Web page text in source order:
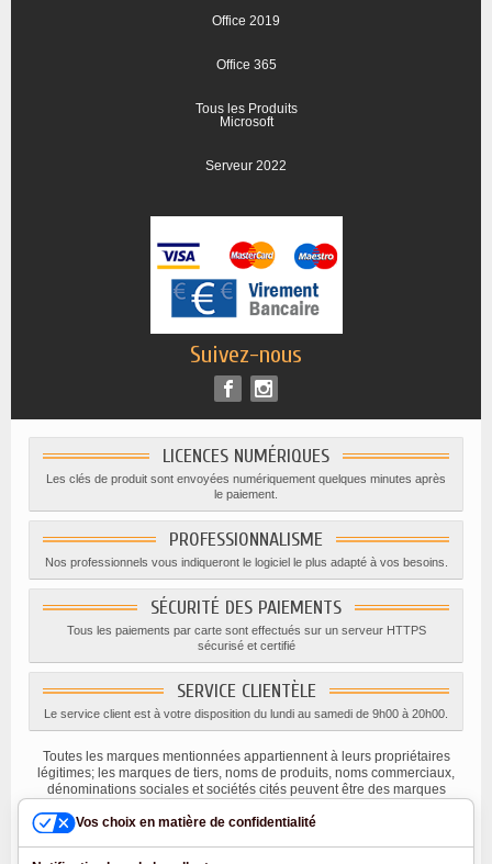
Office 2019
Office 365
Tous les Produits
Microsoft
Serveur 2022
Suivez-nous
LICENCES NUMÉRIQUES
Les clés de produit sont envoyées numériquement quelques minutes après
le paiement.
PROFESSIONNALISME
Nos professionnels vous indiqueront le logiciel le plus adapté à vos besoins.
SÉCURITÉ DES PAIEMENTS
Tous les paiements par carte sont effectués sur un serveur HTTPS
sécurisé et certifié
SERVICE CLIENTÈLE
Le service client est à votre disposition du lundi au samedi de 9h00 à 20h00.
Toutes les marques mentionnées appartiennent à leurs propriétaires
légitimes; les marques de tiers, noms de produits, noms commerciaux,
dénominations sociales et sociétés cités peuvent être des marques
d'autres sociétés, et ont été utilisés à des fins explicatives uniquement,
Vos choix en matière de confidentialité